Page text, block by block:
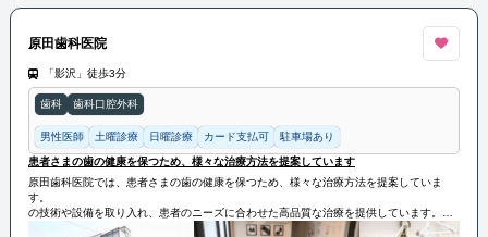
原田歯科医院
「影沢」徒歩3分
歯科 歯科口腔外科
男性医師 土曜診療 日曜診療 カード支払可 駐車場あり
患者さまの歯の健康を保つため、様々な治療方法を提案しています
原田歯科医院では、患者さまの歯の健康を保つため、様々な治療方法を提案していま
す。
の技術や設備を取り入れ、患者のニーズに合わせた高品質な治療を提供しています。
歯の痛みやトラブルに悩んでいる人々に対し、丁寧で信頼できる歯科医療を提供してい